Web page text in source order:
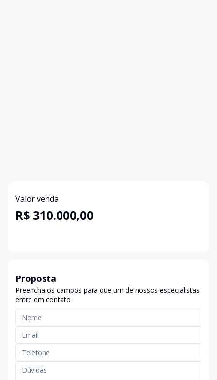
Valor venda
R$ 310.000,00
Proposta
Preencha os campos para que um de nossos especialistas
entre em contato